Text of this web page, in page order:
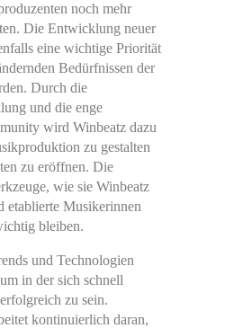
noch mehr
Die Entwicklung neuer
eine wichtige Priorität
Bedürfnissen der
Durch die
und die enge
wird Winbeatz dazu
zu gestalten
zu eröffnen. Die
wie sie Winbeatz
etablierte Musikerinnen
bleiben.
und Technologien
in der sich schnell
zu sein.
kontinuierlich daran,